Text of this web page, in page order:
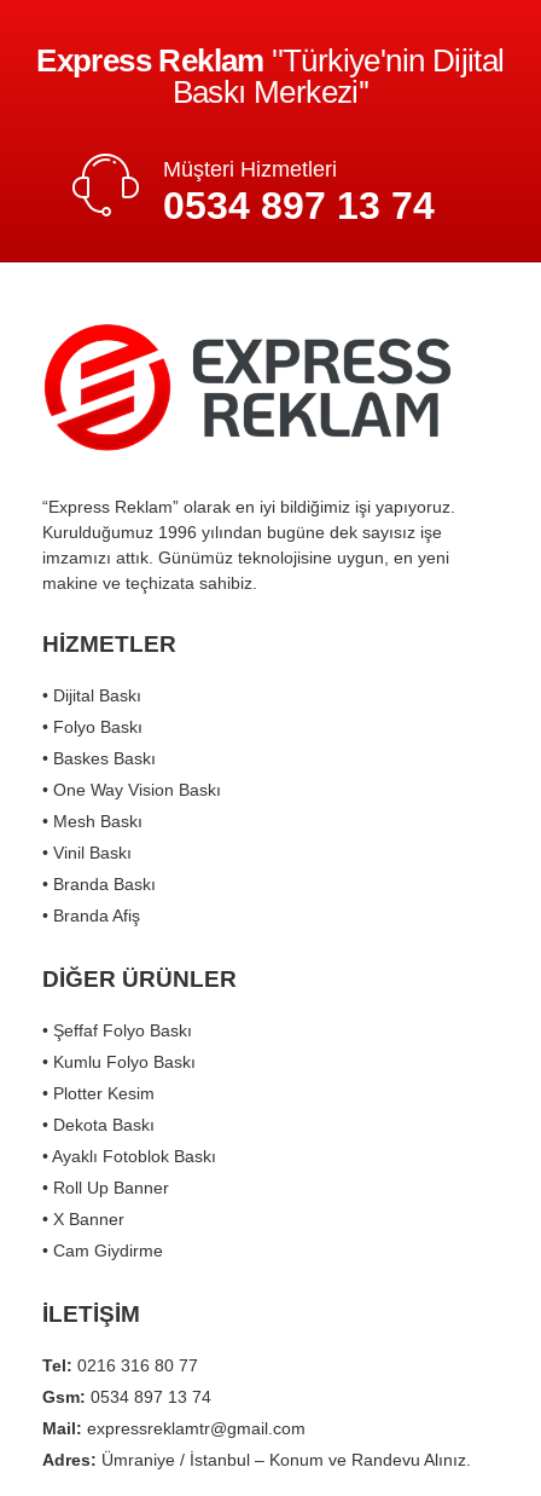
Express Reklam ''Türkiye'nin Dijital
Baskı Merkezi''
Müşteri Hizmetleri
0534 897 13 74
“Express Reklam” olarak en iyi bildiğimiz işi yapıyoruz.
Kurulduğumuz 1996 yılından bugüne dek sayısız işe
imzamızı attık. Günümüz teknolojisine uygun, en yeni
makine ve teçhizata sahibiz.
HİZMETLER
• Dijital Baskı
• Folyo Baskı
• Baskes Baskı
• One Way Vision Baskı
• Mesh Baskı
• Vinil Baskı
• Branda Baskı
• Branda Afiş
DİĞER ÜRÜNLER
• Şeffaf Folyo Baskı
• Kumlu Folyo Baskı
• Plotter Kesim
• Dekota Baskı
• Ayaklı Fotoblok Baskı
• Roll Up Banner
• X Banner
• Cam Giydirme
İLETİŞİM
Tel: 0216 316 80 77
Gsm: 0534 897 13 74
Mail: expressreklamtr@gmail.com
Adres: Ümraniye / İstanbul – Konum ve Randevu Alınız.